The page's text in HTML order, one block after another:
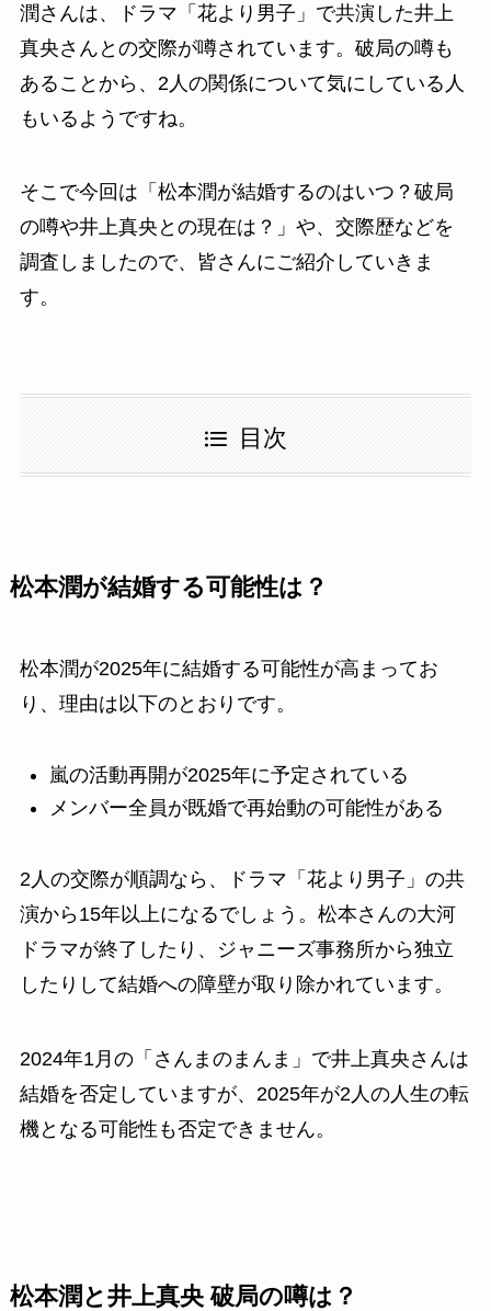
潤さんは、ドラマ「花より男子」で共演した井上
真央さんとの交際が噂されています。破局の噂も
あることから、2人の関係について気にしている人
もいるようですね。
そこで今回は「松本潤が結婚するのはいつ？破局
の噂や井上真央との現在は？」や、交際歴などを
調査しましたので、皆さんにご紹介していきま
す。
目次
松本潤が結婚する可能性は？
松本潤が2025年に結婚する可能性が高まってお
り、理由は以下のとおりです。
嵐の活動再開が2025年に予定されている
メンバー全員が既婚で再始動の可能性がある
2人の交際が順調なら、ドラマ「花より男子」の共
演から15年以上になるでしょう。松本さんの大河
ドラマが終了したり、ジャニーズ事務所から独立
したりして結婚への障壁が取り除かれています。
2024年1月の「さんまのまんま」で井上真央さんは
結婚を否定していますが、2025年が2人の人生の転
機となる可能性も否定できません。
松本潤と井上真央 破局の噂は？